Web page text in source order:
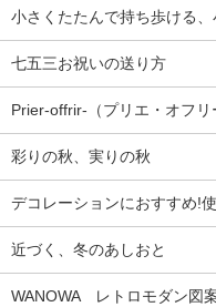
小さくたたんで持ち歩ける
七五三お祝いの送り方
Prier-offrir-（プリエ・オフ
彩りの秋、実りの秋
デコレーションにおすすめ!
近づく、冬のあしおと
WANOWA レトロモダン図